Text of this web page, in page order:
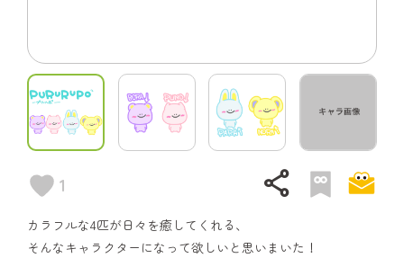
1 share
カラフルな4匹が日々を癒してくれる、
そんなキャラクターになって欲しいと思いまいた！